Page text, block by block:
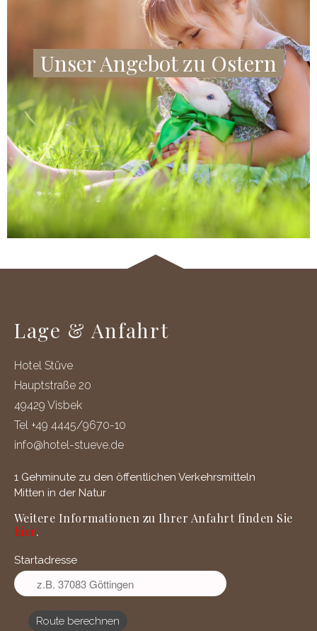
Unser Angebot zu Ostern
ANGEBOT ANZEIGEN
Lage & Anfahrt
Hotel Stüve
Hauptstraße 20
49429 Visbek
Tel +49 4445/9670-10
info@hotel-stueve.de
1 Gehminute zu den öffentlichen Verkehrsmitteln
Mitten in der Natur
Weitere Informationen zu Ihrer Anfahrt finden Sie
hier.
Startadresse
Route berechnen